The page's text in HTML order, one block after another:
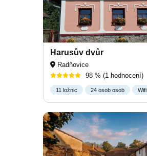
Harusův dvůr
Radňovice
98 % (1 hodnocení)
11 ložnic 24 osob osob Wifi